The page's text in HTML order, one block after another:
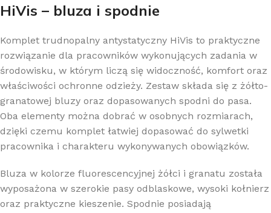
HiVis – bluza i spodnie
Komplet trudnopalny antystatyczny HiVis to praktyczne
rozwiązanie dla pracowników wykonujących zadania w
środowisku, w którym liczą się widoczność, komfort oraz
właściwości ochronne odzieży. Zestaw składa się z żółto-
granatowej bluzy oraz dopasowanych spodni do pasa.
Oba elementy można dobrać w osobnych rozmiarach,
dzięki czemu komplet łatwiej dopasować do sylwetki
pracownika i charakteru wykonywanych obowiązków.
Bluza w kolorze fluorescencyjnej żółci i granatu została
wyposażona w szerokie pasy odblaskowe, wysoki kołnierz
oraz praktyczne kieszenie. Spodnie posiadają